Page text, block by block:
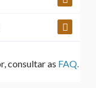
consultar as FAQ.